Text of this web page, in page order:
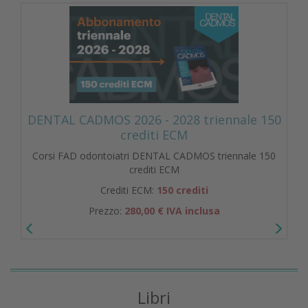
DENTAL CADMOS 2026 - 2028 triennale 150
crediti ECM
Corsi FAD odontoiatri DENTAL CADMOS triennale 150
crediti ECM
Crediti ECM: 150 crediti
Prezzo: 280,00 € IVA inclusa
Libri